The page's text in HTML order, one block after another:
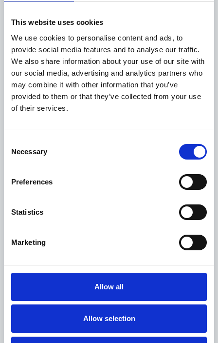
This website uses cookies
We use cookies to personalise content and ads, to
provide social media features and to analyse our traffic.
We also share information about your use of our site with
our social media, advertising and analytics partners who
may combine it with other information that you’ve
provided to them or that they’ve collected from your use
of their services.
Selection
Necessary
Preferences
Statistics
Marketing
Allow all
Allow selection
Il servizio di assistenza comprende:
individuazione e selezione di operatori cechi, secondo
il target richiesto (importatori, distributori, buyer,
fornitori, ecc…); gestione agenda B2B per ogni
azienda partecipante, o rganizzazione visite aziendali
di realtà produttive e commercialiinRepubblica Ceca;
organizzazione cene ufficiali con rappresentanti
istituzionali e imprenditoriali, cechi e italiani.
Per ogni settore di interesse,
si fornisce assistenza
per tutto ciò che
la loro partecipazione
In particolare:
gestione rapporti con ente fiera ceco, per tutto ciò
cheriguardala partecipazione delle aziende italiane;
estione logistica della delegazione italiana;
gestione agenda appuntamenti; assistenza camerale e